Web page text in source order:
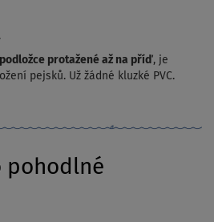
protažené až na příď, je
pejsků. Už žádné kluzké PVC.
pohodlné